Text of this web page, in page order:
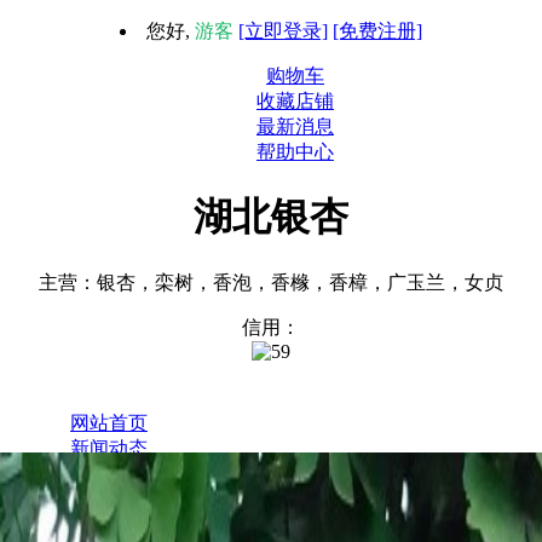
您好, 游客 [立即登录] [免费注册]
购物车
收藏店铺
最新消息
帮助中心
湖北银杏
主营：银杏，栾树，香泡，香橼，香樟，广玉兰，女贞
信用：
网站首页
新闻动态
全部商品
关于我们
联系我们